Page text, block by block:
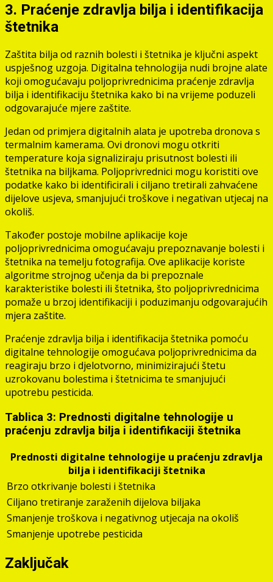
3. Praćenje zdravlja bilja i identifikacija
štetnika
Zaštita bilja od raznih bolesti i štetnika je ključni aspekt
uspješnog uzgoja. Digitalna tehnologija nudi brojne alate
koji omogućavaju poljoprivrednicima praćenje zdravlja
bilja i identifikaciju štetnika kako bi na vrijeme poduzeli
odgovarajuće mjere zaštite.
Jedan od primjera digitalnih alata je upotreba dronova s
termalnim kamerama. Ovi dronovi mogu otkriti
temperature koja signaliziraju prisutnost bolesti ili
štetnika na biljkama. Poljoprivrednici mogu koristiti ove
podatke kako bi identificirali i ciljano tretirali zahvaćene
dijelove usjeva, smanjujući troškove i negativan utjecaj na
okoliš.
Također postoje mobilne aplikacije koje
poljoprivrednicima omogućavaju prepoznavanje bolesti i
štetnika na temelju fotografija. Ove aplikacije koriste
algoritme strojnog učenja da bi prepoznale
karakteristike bolesti ili štetnika, što poljoprivrednicima
pomaže u brzoj identifikaciji i poduzimanju odgovarajućih
mjera zaštite.
Praćenje zdravlja bilja i identifikacija štetnika pomoću
digitalne tehnologije omogućava poljoprivrednicima da
reagiraju brzo i djelotvorno, minimizirajući štetu
uzrokovanu bolestima i štetnicima te smanjujući
upotrebu pesticida.
Tablica 3: Prednosti digitalne tehnologije u
praćenju zdravlja bilja i identifikaciji štetnika
Prednosti digitalne tehnologije u praćenju zdravlja
bilja i identifikaciji štetnika
Brzo otkrivanje bolesti i štetnika
Ciljano tretiranje zaraženih dijelova biljaka
Smanjenje troškova i negativnog utjecaja na okoliš
Smanjenje upotrebe pesticida
Zaključak